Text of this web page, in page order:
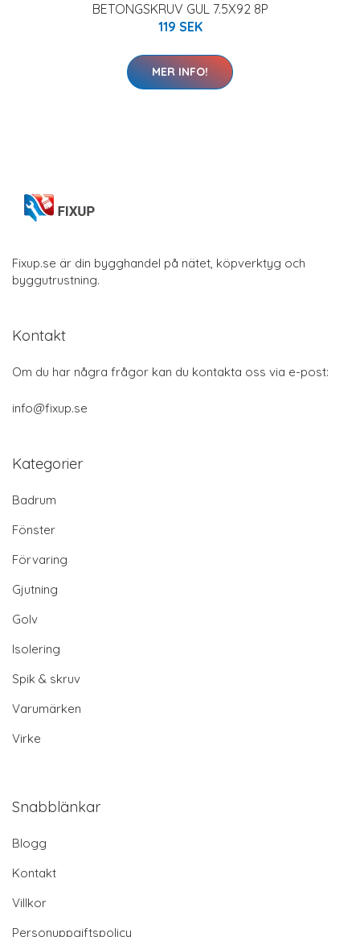
BETONGSKRUV GUL 7.5X92 8P
119 SEK
MER INFO!
Fixup.se är din bygghandel på nätet, köpverktyg och
byggutrustning.
Kontakt
Om du har några frågor kan du kontakta oss via e-post:
info@fixup.se
Kategorier
Badrum
Fönster
Förvaring
Gjutning
Golv
Isolering
Spik & skruv
Varumärken
Virke
Snabblänkar
Blogg
Kontakt
Villkor
Personuppgiftspolicy